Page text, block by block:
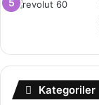
Kategoriler